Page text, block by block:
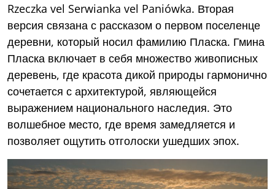
Rzeczka vel Serwianka vel Paniówka. Вторая
версия связана с рассказом о первом поселенце
деревни, который носил фамилию Пласка. Гмина
Пласка включает в себя множество живописных
деревень, где красота дикой природы гармонично
сочетается с архитектурой, являющейся
выражением национального наследия. Это
волшебное место, где время замедляется и
позволяет ощутить отголоски ушедших эпох.